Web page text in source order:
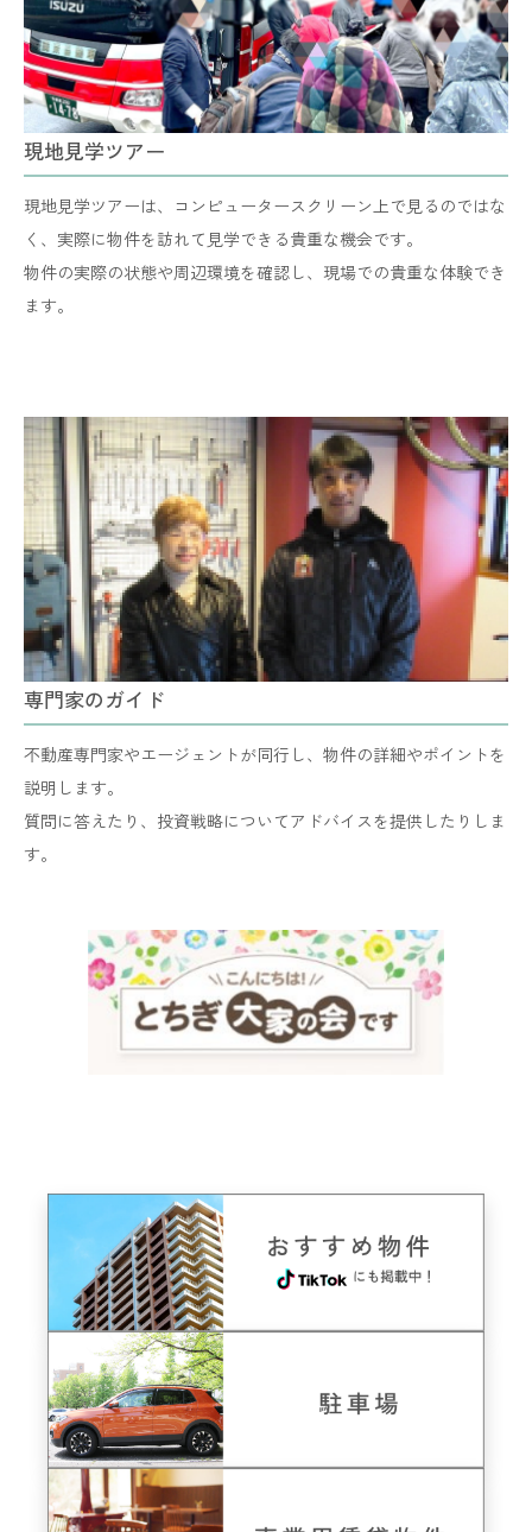
現地見学ツアー
現地見学ツアーは、コンピュータースクリーン上で見るのではな
く、実際に物件を訪れて見学できる貴重な機会です。
​​​​​​​物件の実際の状態や周辺環境を確認し、現場での貴重な体験でき
ます。
専門家のガイド
不動産専門家やエージェントが同行し、物件の詳細やポイントを
説明します。
​​​​​​​質問に答えたり、投資戦略についてアドバイスを提供したりしま
す。